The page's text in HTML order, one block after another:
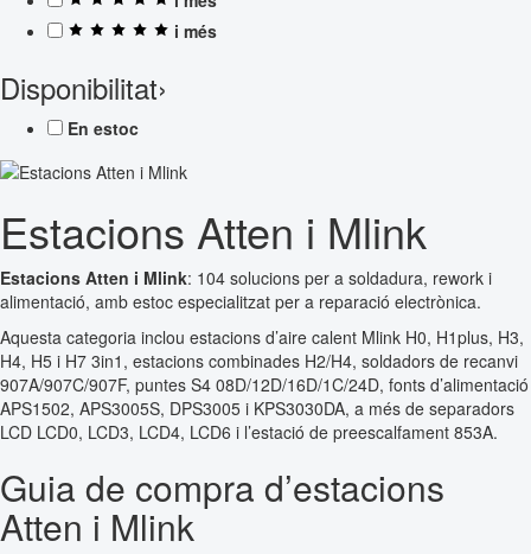
i més
Disponibilitat›
En estoc
Estacions Atten i Mlink
Estacions Atten i Mlink: 104 solucions per a soldadura, rework i
alimentació, amb estoc especialitzat per a reparació electrònica.
Aquesta categoria inclou estacions d’aire calent Mlink H0, H1plus, H3,
H4, H5 i H7 3in1, estacions combinades H2/H4, soldadors de recanvi
907A/907C/907F, puntes S4 08D/12D/16D/1C/24D, fonts d’alimentació
APS1502, APS3005S, DPS3005 i KPS3030DA, a més de separadors
LCD LCD0, LCD3, LCD4, LCD6 i l’estació de preescalfament 853A.
Guia de compra d’estacions
Atten i Mlink